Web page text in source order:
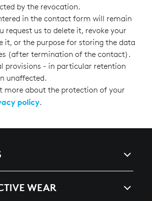
by the revocation.
in the contact form will remain
request us to delete it, revoke your
it, or the purpose for storing the data
(after termination of the contact).
provisions - in particular retention
unaffected.
more about the protection of your
policy.
WEAR